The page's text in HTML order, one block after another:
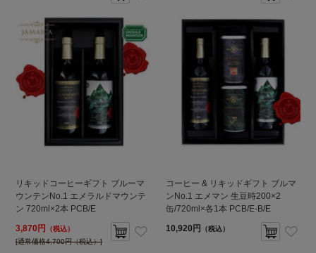
リキッドコーヒーギフト ブルーマ
ウンテンNo.1 エメラルドマウンテ
ン 720ml×2本 PCB/E
3,870円
（税込）
[通常価格4,700円（税込）]
コーヒー & リキッドギフト ブルマ
ンNo.1 エメマン 生豆時200×2
缶/720ml×各1本 PCB/E-B/E
10,920円
（税込）